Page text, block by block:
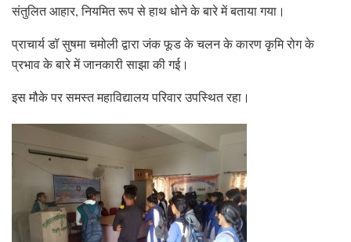
संतुलित आहार, नियमित रूप से हाथ धोने के बारे में बताया गया।
प्राचार्य डॉ सुषमा चमोली द्वारा जंक फूड के चलन के कारण कृमि रोग के
प्रभाव के बारे में जानकारी साझा की गई।
इस मौके पर समस्त महाविद्यालय परिवार उपस्थित रहा।